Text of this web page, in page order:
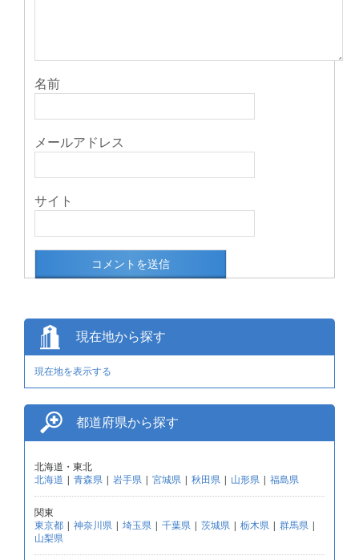
名前
メールアドレス
サイト
現在地から探す
現在地を表示する
都道府県から探す
北海道・東北
北海道 | 青森県 | 岩手県 | 宮城県 | 秋田県 | 山形県 | 福島県
関東
東京都 | 神奈川県 | 埼玉県 | 千葉県 | 茨城県 | 栃木県 | 群馬県 |
山梨県